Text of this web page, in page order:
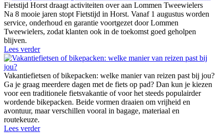
Fietstijd Horst draagt activiteiten over aan Lommen Tweewielers
Na 8 mooie jaren stopt Fietstijd in Horst. Vanaf 1 augustus worden
service, onderhoud en garantie voortgezet door Lommen
Tweewielers, zodat klanten ook in de toekomst goed geholpen
blijven.
Lees verder
Vakantiefietsen of bikepacken: welke manier van reizen past bij jou?
Ga je graag meerdere dagen met de fiets op pad? Dan kun je kiezen
voor een traditionele fietsvakantie of voor het steeds populairder
wordende bikepacken. Beide vormen draaien om vrijheid en
avontuur, maar verschillen vooral in bagage, materiaal en
routekeuze.
Lees verder